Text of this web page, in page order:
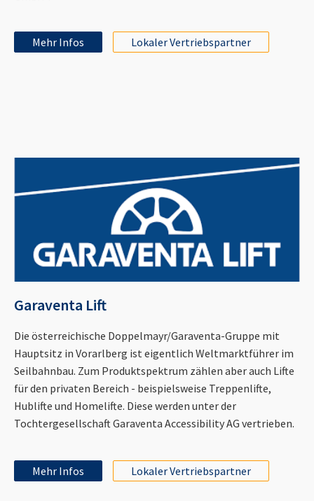
Mehr Infos Lokaler Vertriebspartner
Garaventa Lift
Die österreichische Doppelmayr/Garaventa-Gruppe mit
Hauptsitz in Vorarlberg ist eigentlich Weltmarktführer im
Seilbahnbau. Zum Produktspektrum zählen aber auch Lifte
für den privaten Bereich - beispielsweise Treppenlifte,
Hublifte und Homelifte. Diese werden unter der
Tochtergesellschaft Garaventa Accessibility AG vertrieben.
Mehr Infos Lokaler Vertriebspartner